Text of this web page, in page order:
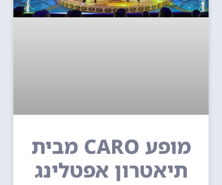
מופע CARO מבית
תיאטרון אפטלינג